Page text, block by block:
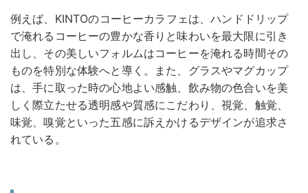
例えば、KINTOのコーヒーカラフェは、ハンドドリップ
で淹れるコーヒーの豊かな香りと味わいを最大限に引き
出し、その美しいフォルムはコーヒーを淹れる時間その
ものを特別な体験へと導く。また、グラスやマグカップ
は、手に取った時の心地よい感触、飲み物の色合いを美
しく際立たせる透明感や質感にこだわり、視覚、触覚、
味覚、嗅覚といった五感に訴えかけるデザインが追求さ
れている。